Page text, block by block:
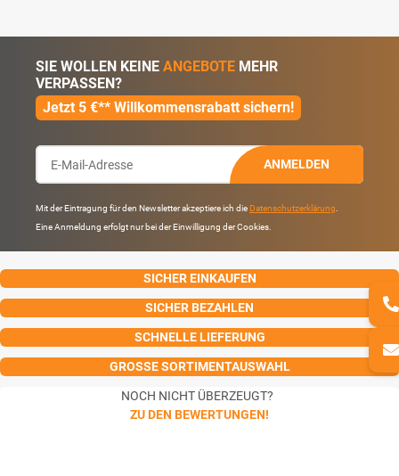
SIE WOLLEN KEINE ANGEBOTE MEHR
VERPASSEN?
Jetzt 5 €** Willkommensrabatt sichern!
ANMELDEN
Mit der Eintragung für den Newsletter akzeptiere ich die Datenschutzerklärung
Eine Anmeldung erfolgt nur bei der Einwilligung der Cookies.
SICHER EINKAUFEN
SICHER BEZAHLEN
SCHNELLE LIEFERUNG
GROSSE SORTIMENTAUSWAHL
NOCH NICHT ÜBERZEUGT?
ZU DEN BEWERTUNGEN!